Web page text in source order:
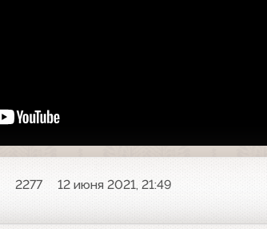
2277
12 июня 2021, 21:49